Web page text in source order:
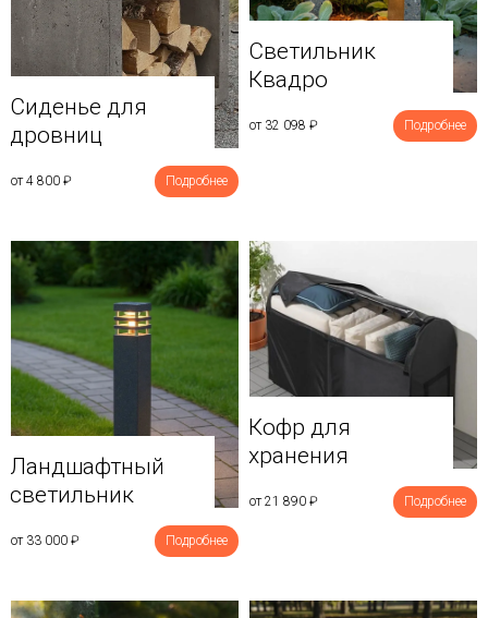
Сиденье для
дровниц
от 4 800 ₽ Подробнее
Светильник
Квадро
от 32 098 ₽ Подробнее
Ландшафтный
светильник
от 33 000 ₽ Подробнее
Кофр для
хранения
от 21 890 ₽ Подробнее